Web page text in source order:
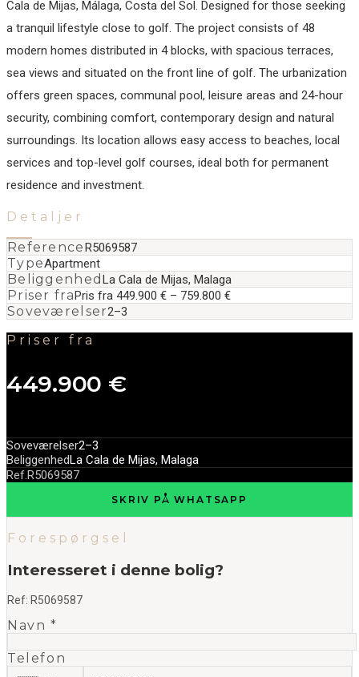
Cala de Mijas, Málaga, Costa del Sol. Designed for those seeking
a tranquil lifestyle close to golf. The project consists of 48
modern homes distributed in 4 blocks, with spacious terraces,
sea views and situated on the front line of golf. The urbanization
offers green spaces, communal pool, leisure areas and ‌24-hour
‌security, ‌combining ‌comfort, ‌contemporary design ‌and ‌natural
surroundings. ‌Its location allows ‌easy ‌access ‌to beaches, ‌local
‌services ‌and top-level ‌golf courses, ideal ‌both ‌for ‌permanent
‌residence ‌and ‌investment.
Detaljer
ReferenceR5069587
TypeApartment
BeliggenhedLa Cala de Mijas, Malaga
Priser fraPris fra 449.900 € – 759.800 €
Soveværelser2–3
Priser fra
449.900 €
Soveværelser2–3
BeliggenhedLa Cala de Mijas, Malaga
Ref.R5069587
SKRIV PÅ WHATSAPP
Forespørgsel
Interesseret i denne bolig?
Ref: R5069587
Navn *
Telefon